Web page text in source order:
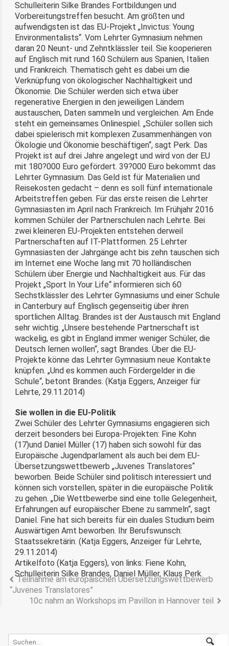
Schulleiterin Silke Brandes Fortbildungen und
Vorbereitungstreffen besucht. Am größten und
aufwendigsten ist das EU-Projekt „Invictus: Young
Environmentalists“. Vom Lehrter Gymnasium nehmen
daran 20 Neunt- und Zehntklässler teil. Sie kooperieren
auf Englisch mit rund 160 Schülern aus Spanien, Italien
und Frankreich. Thematisch geht es dabei um die
Verknüpfung von ökologischer Nachhaltigkeit und
Ökonomie. Die Schüler werden sich etwa über
regenerative Energien in den jeweiligen Ländern
austauschen, Daten sammeln und vergleichen. Am Ende
steht ein gemeinsames Onlinespiel. „Schüler sollen sich
dabei spielerisch mit komplexen Zusammenhängen von
Ökologie und Ökonomie beschäftigen“, sagt Perk. Das
Projekt ist auf drei Jahre angelegt und wird von der EU
mit 180?000 Euro gefördert. 39?000 Euro bekommt das
Lehrter Gymnasium. Das Geld ist für Materialien und
Reisekosten gedacht – denn es soll fünf internationale
Arbeitstreffen geben. Für das erste reisen die Lehrter
Gymnasiasten im April nach Frankreich. Im Frühjahr 2016
kommen Schüler der Partnerschulen nach Lehrte. Bei
zwei kleineren EU-Projekten entstehen derweil
Partnerschaften auf IT-Plattformen. 25 Lehrter
Gymnasiasten der Jahrgänge acht bis zehn tauschen sich
im Internet eine Woche lang mit 70 holländischen
Schülern über Energie und Nachhaltigkeit aus. Für das
Projekt „Sport In Your Life“ informieren sich 60
Sechstklässler des Lehrter Gymnasiums und einer Schule
in Canterbury auf Englisch gegenseitig über ihren
sportlichen Alltag. Brandes ist der Austausch mit England
sehr wichtig. „Unsere bestehende Partnerschaft ist
wackelig, es gibt in England immer weniger Schüler, die
Deutsch lernen wollen“, sagt Brandes. Über die EU-
Projekte könne das Lehrter Gymnasium neue Kontakte
knüpfen. „Und es kommen auch Fördergelder in die
Schule“, betont Brandes. (Katja Eggers, Anzeiger für
Lehrte, 29.11.2014)
Sie wollen in die EU-Politik
Zwei Schüler des Lehrter Gymnasiums engagieren sich
derzeit besonders bei Europa-Projekten: Fine Kohn
(17)und Daniel Müller (17) haben sich sowohl für das
Europäische Jugendparlament als auch bei dem EU-
Übersetzungswettbewerb „Juvenes Translatores“
beworben. Beide Schüler sind politisch interessiert und
können sich vorstellen, später in die europäische Politik
zu gehen. „Die Wettbewerbe sind eine tolle Gelegenheit,
Erfahrungen auf europäischer Ebene zu sammeln“, sagt
Daniel. Fine hat sich bereits für ein duales Studium beim
Auswärtigen Amt beworben. Ihr Berufswunsch:
Staatssekretärin. (Katja Eggers, Anzeiger für Lehrte,
29.11.2014)
Artikelfoto (Katja Eggers), von links: Fiene Kohn,
Schulleiterin Silke Brandes, Daniel Müller, Klaus Perk.
Teilnahme am europäischen Übersetzungswettbewerb
“Juvenes Translatores”
10c nahm an Workshops im Pavillon in Hannover teil